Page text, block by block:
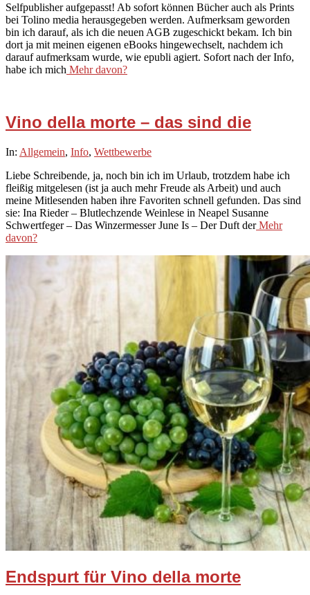
09
Selfpublisher aufgepasst! Ab sofort können Bücher auch als Prints
bei Tolino media herausgegeben werden. Aufmerksam geworden
bin ich darauf, als ich die neuen AGB zugeschickt bekam. Ich bin
dort ja mit meinen eigenen eBooks hingewechselt, nachdem ich
darauf aufmerksam wurde, wie epubli agiert. Sofort nach der Info,
habe ich mich Mehr davon?
Vino della morte – das sind die
2021-
23
In: Allgemein, Info, Wettbewerbe
Liebe Schreibende, ja, noch bin ich im Urlaub, trotzdem habe ich
fleißig mitgelesen (ist ja auch mehr Freude als Arbeit) und auch
meine Mitlesenden haben ihre Favoriten schnell gefunden. Das sind
sie: Ina Rieder – Blutlechzende Weinlese in Neapel Susanne
Schwertfeger – Das Winzermesser June Is – Der Duft derMehr
davon?
Endspurt für Vino della morte